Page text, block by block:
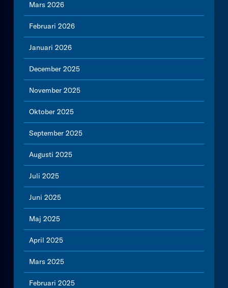
Mars 2026
Februari 2026
Januari 2026
December 2025
November 2025
Oktober 2025
September 2025
Augusti 2025
Juli 2025
Juni 2025
Maj 2025
April 2025
Mars 2025
Februari 2025